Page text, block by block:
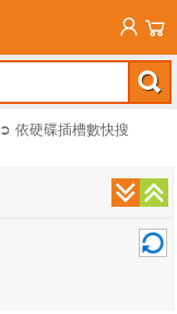
➲ 依硬碟插槽數快搜